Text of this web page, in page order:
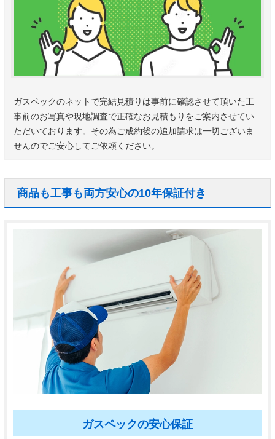
ガスペックのネットで完結見積りは事前に確認させて頂いた工
事前のお写真や現地調査で正確なお見積もりをご案内させてい
ただいております。その為ご成約後の追加請求は一切ございま
せんのでご安心してご依頼ください。
商品も工事も両方安心の10年保証付き
ガスペックの安心保証